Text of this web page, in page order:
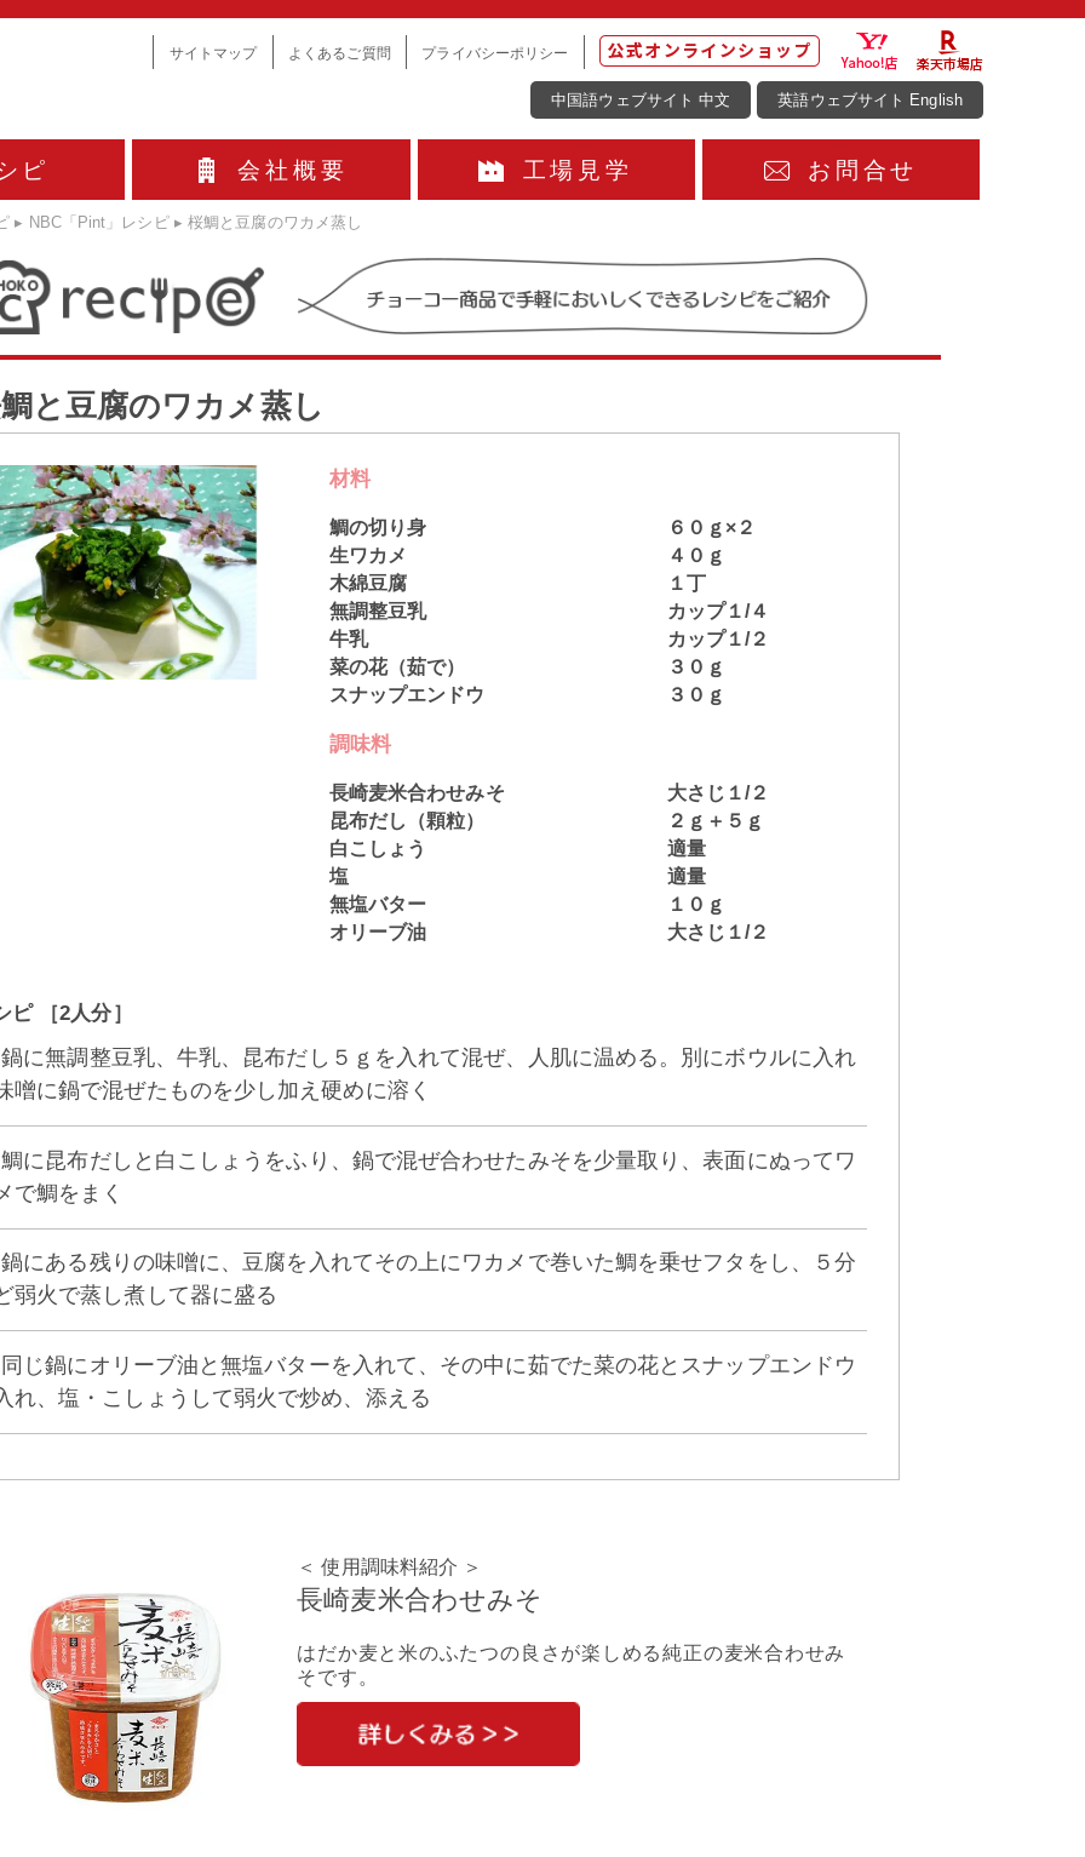
サイトマップ よくあるご質問 プライバシーポリシー
中国語ウェブサイト 中文 英語ウェブサイト English
ピ 会社概要 工場見学 お問合せ
▸ NBC「Pint」レシピ▸桜鯛と豆腐のワカメ蒸し
と豆腐のワカメ蒸し
材料
鯛の切り身
６０ｇ×２
生ワカメ
４０ｇ
木綿豆腐
１丁
無調整豆乳
カップ１/４
牛乳
カップ１/２
菜の花（茹で）
３０ｇ
スナップエンドウ
３０ｇ
調味料
長崎麦米合わせみそ
大さじ１/２
昆布だし（顆粒）
２ｇ＋５ｇ
白こしょう
適量
塩
適量
無塩バター
１０ｇ
オリーブ油
大さじ１/２
ピ ［2人分］
に無調整豆乳、牛乳、昆布だし５ｇを入れて混ぜ、人肌に温める。別にボウルに入れ
噌に鍋で混ぜたものを少し加え硬めに溶く
に昆布だしと白こしょうをふり、鍋で混ぜ合わせたみそを少量取り、表面にぬってワ
で鯛をまく
にある残りの味噌に、豆腐を入れてその上にワカメで巻いた鯛を乗せフタをし、５分
弱火で蒸し煮して器に盛る
じ鍋にオリーブ油と無塩バターを入れて、その中に茹でた菜の花とスナップエンドウ
れ、塩・こしょうして弱火で炒め、添える
＜ 使用調味料紹介 ＞
長崎麦米合わせみそ
はだか麦と米のふたつの良さが楽しめる純正の麦米合わせみ
そです。